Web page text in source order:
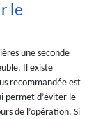
le
une seconde
Il existe
recommandée est
permet d’éviter le
de l’opération. Si